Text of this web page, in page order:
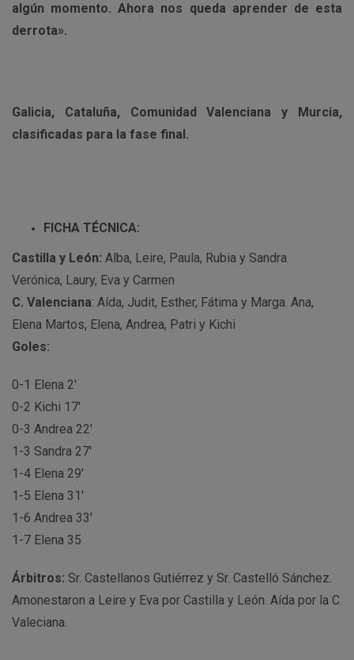
algún momento. Ahora nos queda aprender de esta
derrota».
Galicia, Cataluña, Comunidad Valenciana y Murcia,
clasificadas para la fase final.
FICHA TÉCNICA:
Castilla y León: Alba, Leire, Paula, Rubia y Sandra.
Verónica, Laury, Eva y Carmen
C. Valenciana: Aída, Judit, Esther, Fátima y Marga. Ana,
Elena Martos, Elena, Andrea, Patri y Kichi
Goles:
0-1 Elena 2′
0-2 Kichi 17′
0-3 Andrea 22′
1-3 Sandra 27′
1-4 Elena 29′
1-5 Elena 31′
1-6 Andrea 33′
1-7 Elena 35
Árbitros: Sr. Castellanos Gutiérrez y Sr. Castelló Sánchez.
Amonestaron a Leire y Eva por Castilla y León. Aída por la C.
Valeciana.